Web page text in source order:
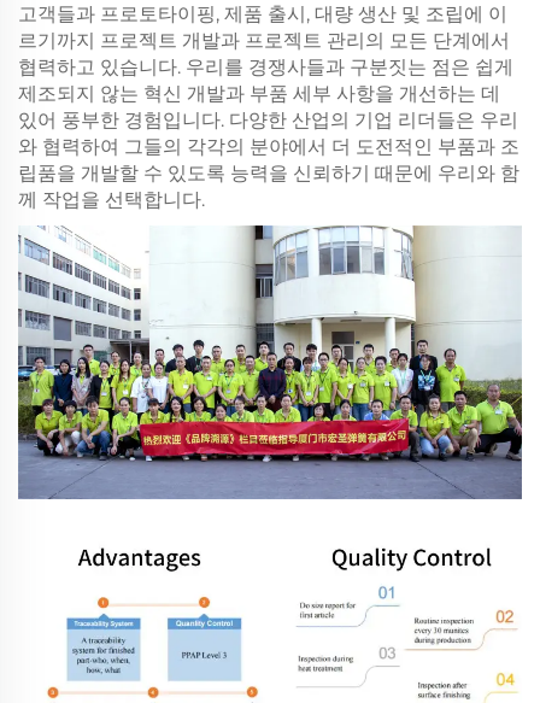
고객들과 프로토타이핑, 제품 출시, 대량 생산 및 조립에 이
르기까지 프로젝트 개발과 프로젝트 관리의 모든 단계에서
협력하고 있습니다. 우리를 경쟁사들과 구분짓는 점은 쉽게
제조되지 않는 혁신 개발과 부품 세부 사항을 개선하는 데
있어 풍부한 경험입니다. 다양한 산업의 기업 리더들은 우리
와 협력하여 그들의 각각의 분야에서 더 도전적인 부품과 조
립품을 개발할 수 있도록 능력을 신뢰하기 때문에 우리와 함
께 작업을 선택합니다.